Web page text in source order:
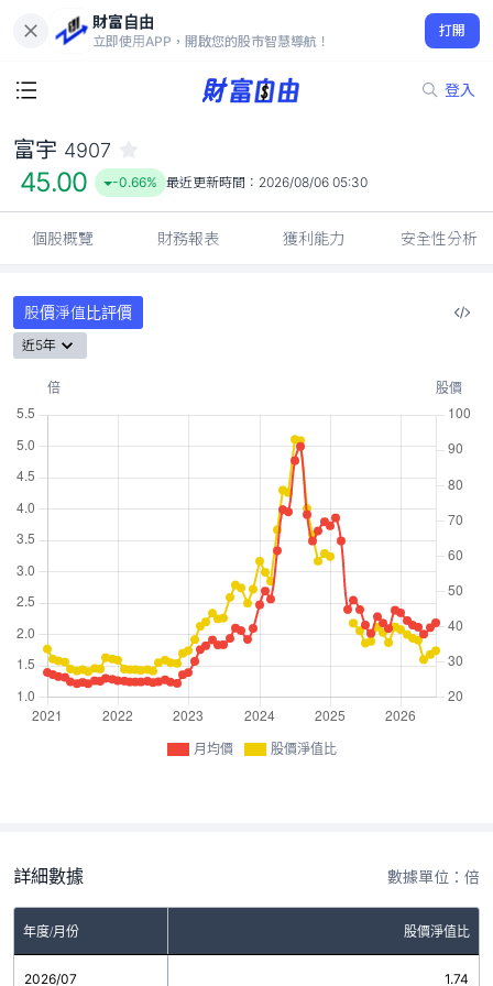
財富自由
立即使用APP，開啟您的股市智慧導航！
打開
登入
45.00
-0.66%
富宇 4907
45.00 -0.66% 最近更新時間： 2026/08/06 05:30
個股概覽 財務報表 獲利能力 安全性分析
股價淨值比評價
近5年
月均價 股價淨值比
詳細數據 數據單位：倍
年度/月份 股價淨值比
2026/07 1.74